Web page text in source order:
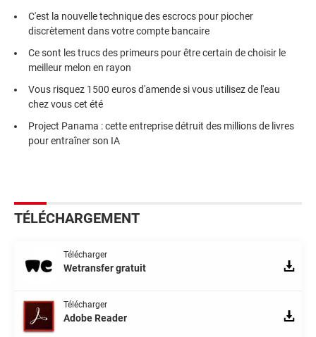
C'est la nouvelle technique des escrocs pour piocher
discrètement dans votre compte bancaire
Ce sont les trucs des primeurs pour être certain de choisir le
meilleur melon en rayon
Vous risquez 1500 euros d'amende si vous utilisez de l'eau
chez vous cet été
Project Panama : cette entreprise détruit des millions de livres
pour entraîner son IA
TÉLÉCHARGEMENT
Télécharger
Wetransfer gratuit
Télécharger
Adobe Reader